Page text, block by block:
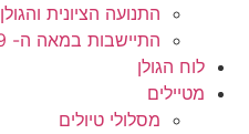
התנועה הציונית והגולן
התיישבות במאה ה- 19
לוח הגולן
מטיילים
מסלולי טיולים